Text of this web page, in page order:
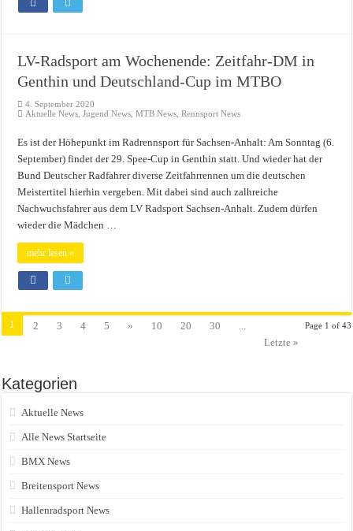
LV-Radsport am Wochenende: Zeitfahr-DM in
Genthin und Deutschland-Cup im MTBO
4. September 2020
Aktuelle News ,Jugend News ,MTB News ,Rennsport News
Es ist der Höhepunkt im Radrennsport für Sachsen-Anhalt: Am Sonntag (6.
September) findet der 29. Spee-Cup in Genthin statt. Und wieder hat der
Bund Deutscher Radfahrer diverse Zeitfahrrennen um die deutschen
Meistertitel hierhin vergeben. Mit dabei sind auch zalhreiche
Nachwuchsfahrer aus dem LV Radsport Sachsen-Anhalt. Zudem dürfen
wieder die Mädchen …
mehr lesen »
Page 1 of 43
1 2 3 4 5 » 10 20 30
...
Letzte »
Kategorien
Aktuelle News
Alle News Startseite
BMX News
Breitensport News
Hallenradsport News